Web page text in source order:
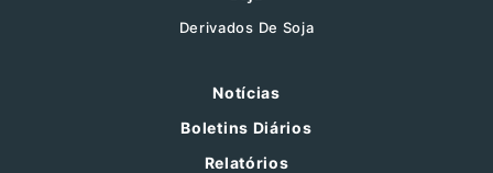
Derivados De Soja
Notícias
Boletins Diários
Relatórios